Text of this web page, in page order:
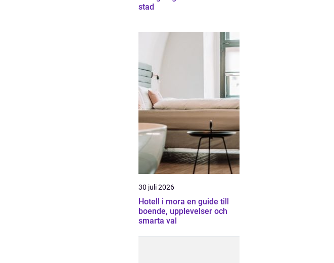
stad
30 juli 2026
Hotell i mora en guide till
boende, upplevelser och
smarta val